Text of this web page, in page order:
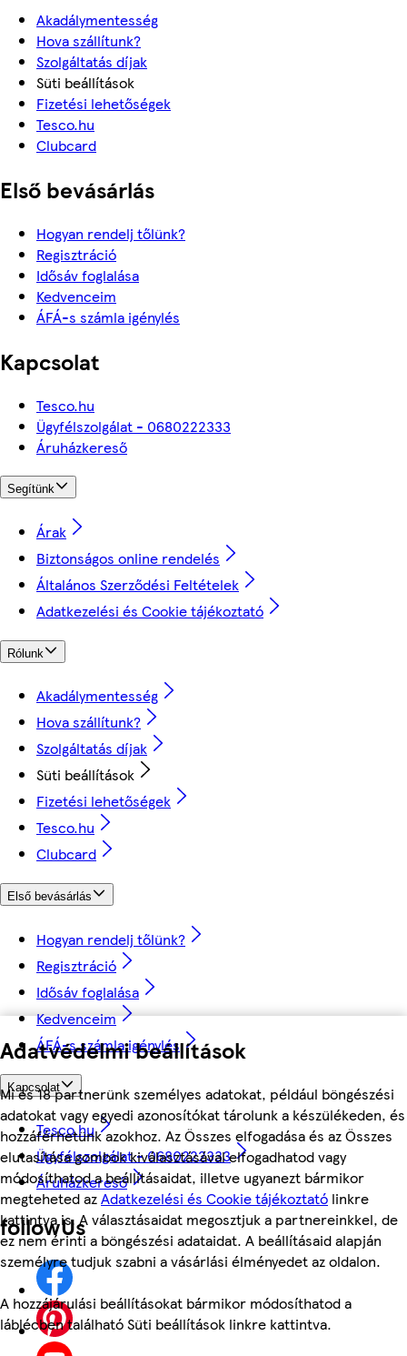
Adatvédelmi beállítások
Mi és 18 partnerünk személyes adatokat, például böngészési
adatokat vagy egyedi azonosítókat tárolunk a készülékeden, és
hozzáférhetünk azokhoz. Az Összes elfogadása és az Összes
elutasítása gombok kiválasztásával elfogadhatod vagy
módosíthatod a beállításaidat, illetve ugyanezt bármikor
megteheted azAdatkezelési és Cookie tájékoztató linkre
kattintva is. A választásaidat megosztjuk a partnereinkkel, de
ez nem érinti a böngészési adataidat. A beállításaid alapján
személyre tudjuk szabni a vásárlási élményedet az oldalon.
A hozzájárulási beállításokat bármikor módosíthatod a
láblécben található Süti beállítások linkre kattintva.
Akadálymentesség
Hova szállítunk?
Szolgáltatás díjak
Süti beállítások
Fizetési lehetőségek
Tesco.hu
Clubcard
Első bevásárlás
Hogyan rendelj tőlünk?
Regisztráció
Idősáv foglalása
Kedvenceim
ÁFÁ-s számla igénylés
Kapcsolat
Tesco.hu
Ügyfélszolgálat - 0680222333
Áruházkereső
Segítünk
Árak
Biztonságos online rendelés
Általános Szerződési Feltételek
Adatkezelési és Cookie tájékoztató
Rólunk
Akadálymentesség
Hova szállítunk?
Szolgáltatás díjak
Süti beállítások
Fizetési lehetőségek
Tesco.hu
Clubcard
Első bevásárlás
Hogyan rendelj tőlünk?
Regisztráció
Idősáv foglalása
Kedvenceim
ÁFÁ-s számla igénylés
Kapcsolat
Tesco.hu
Ügyfélszolgálat - 0680222333
Áruházkereső
followUs